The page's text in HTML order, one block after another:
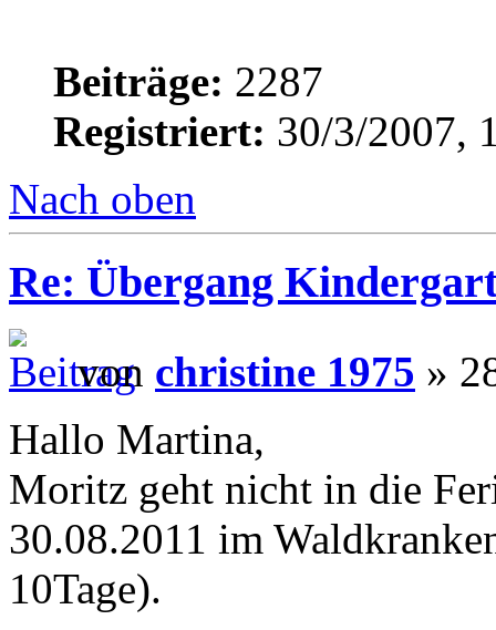
Beiträge: 2287
Registriert: 30/3/2007,
Nach oben
Re: Übergang
von christine 1975 »
Hallo Martina,
Moritz geht nicht in die
30.08.2011 im
10Tage).